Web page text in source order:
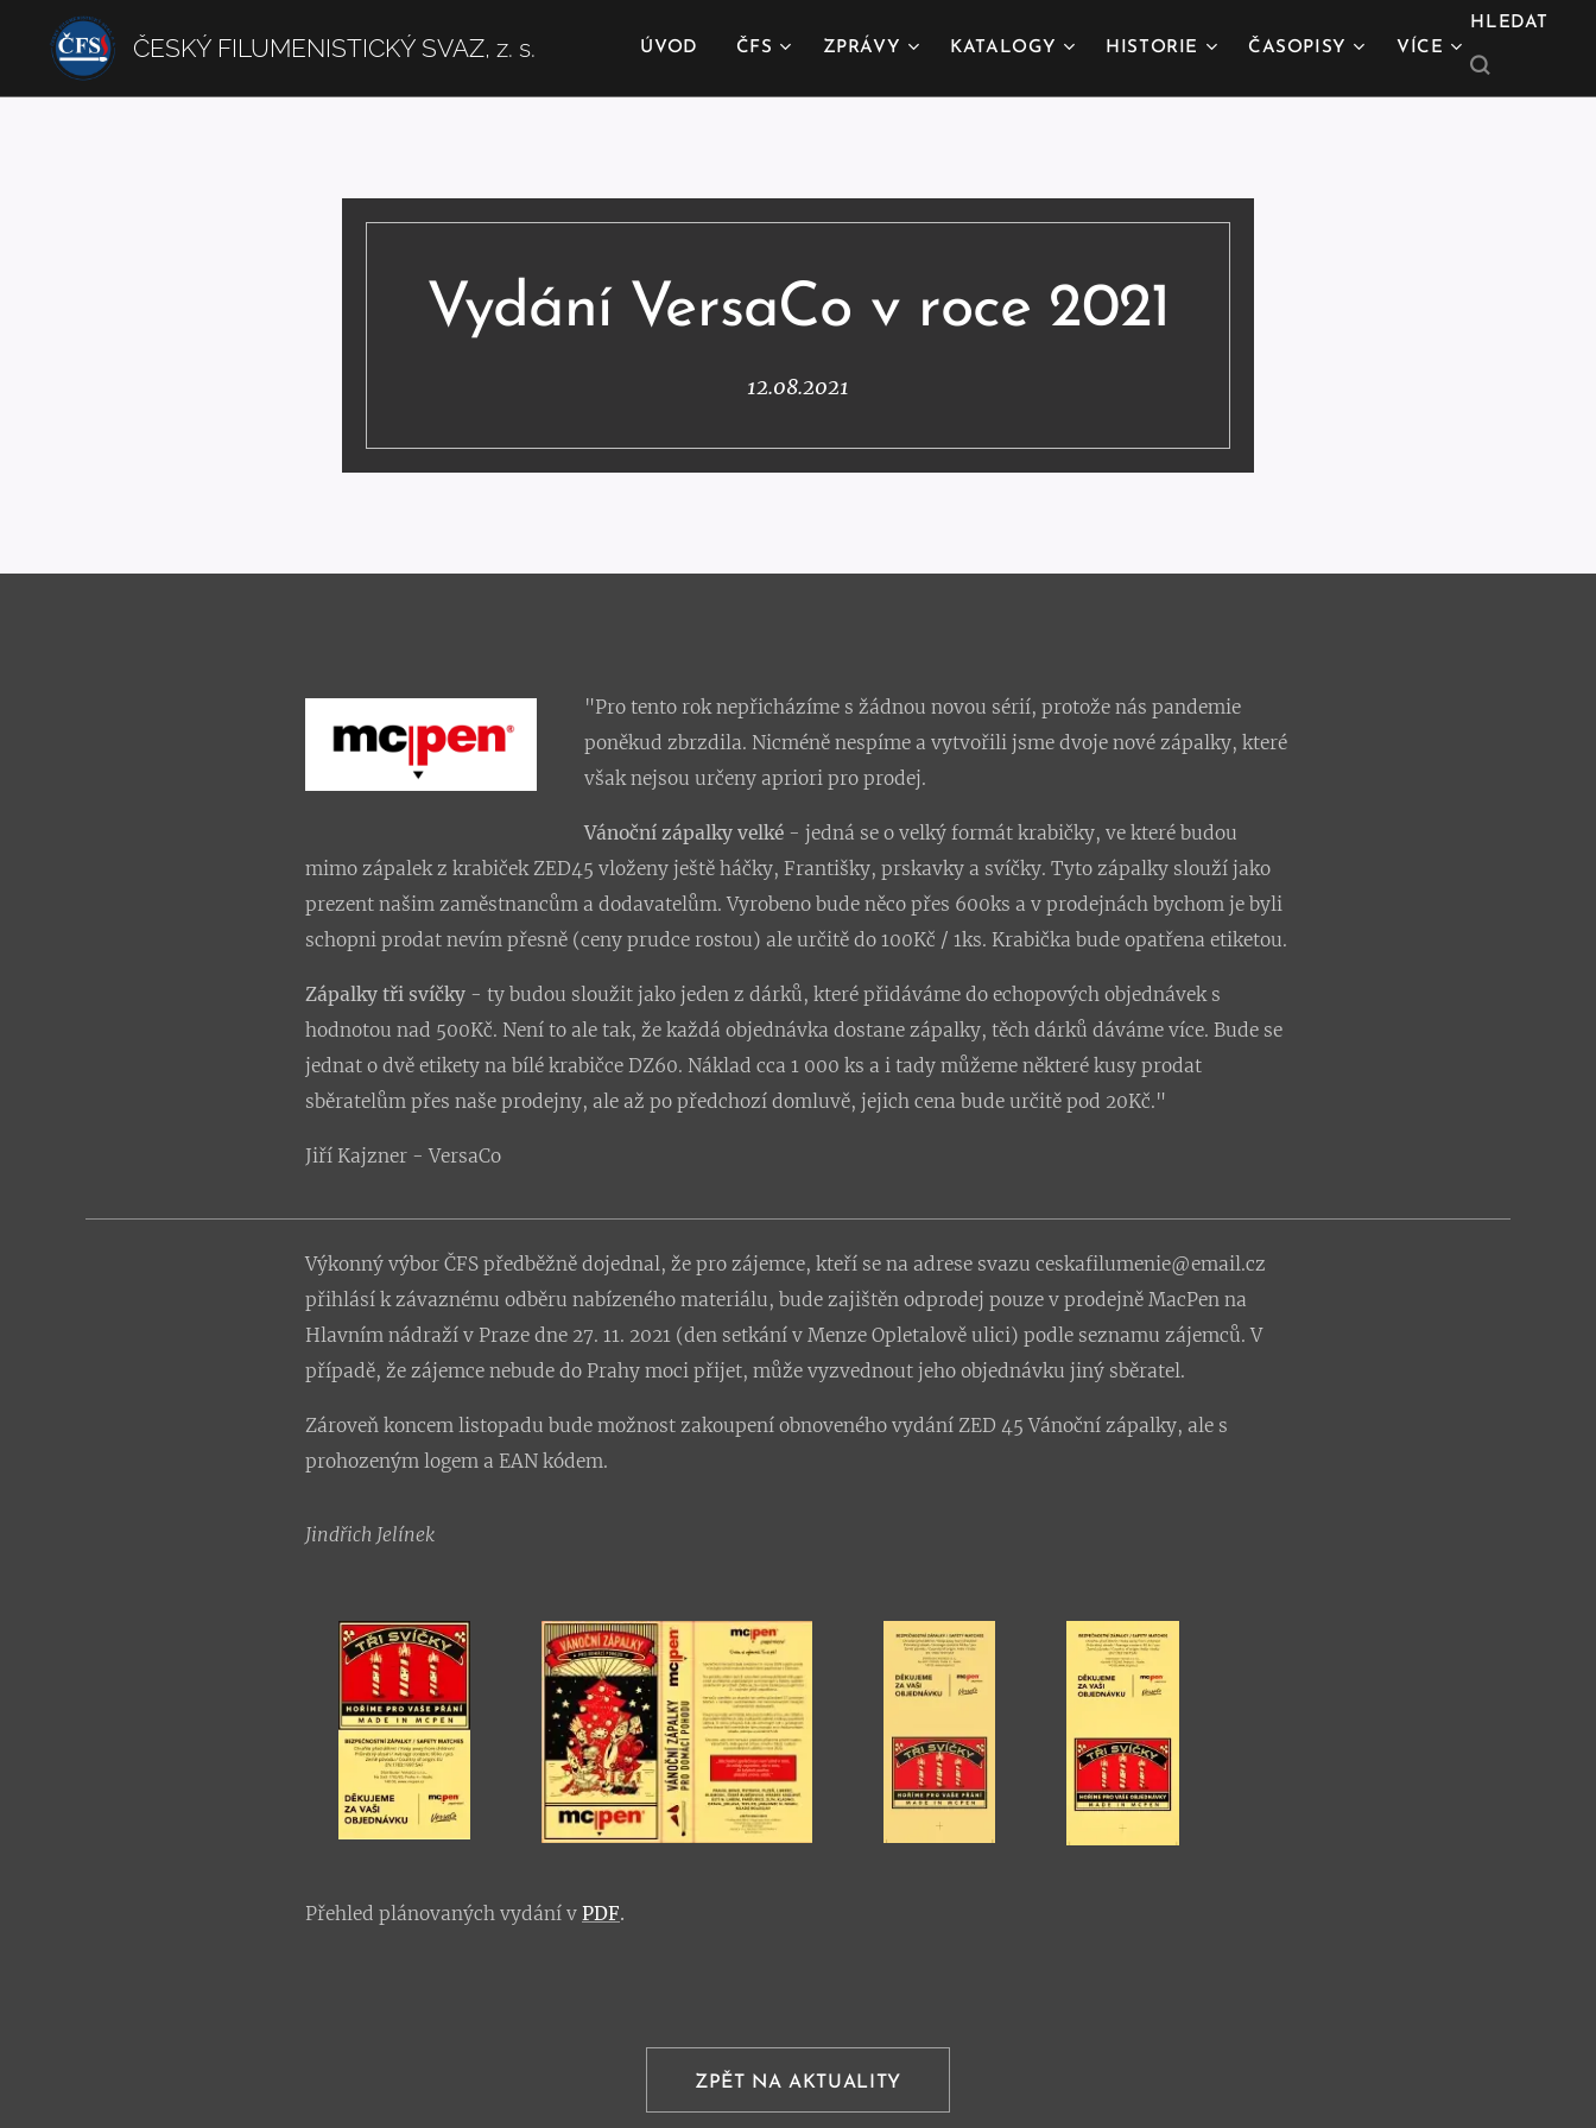
ČESKÝ FILUMENISTICKÝ SVAZ, z. s. ÚVOD ČFS ZPRÁVY KATALOGY HISTORIE ČASOPISY VÍCE
HLEDAT
Vydání VersaCo v roce 2021
12.08.2021
"Pro tento rok nepřicházíme s žádnou novou sérií, protože nás pandemie
poněkud zbrzdila. Nicméně nespíme a vytvořili jsme dvoje nové zápalky, které
však nejsou určeny apriori pro prodej.
Vánoční zápalky velké - jedná se o velký formát krabičky, ve které budou
mimo zápalek z krabiček ZED45 vloženy ještě háčky, Františky, prskavky a svíčky. Tyto zápalky slouží jako
prezent našim zaměstnancům a dodavatelům. Vyrobeno bude něco přes 600ks a v prodejnách bychom je byli
schopni prodat nevím přesně (ceny prudce rostou) ale určitě do 100Kč / 1ks. Krabička bude opatřena etiketou.
Zápalky tři svíčky - ty budou sloužit jako jeden z dárků, které přidáváme do echopových objednávek s
hodnotou nad 500Kč. Není to ale tak, že každá objednávka dostane zápalky, těch dárků dáváme více. Bude se
jednat o dvě etikety na bílé krabičce DZ60. Náklad cca 1 000 ks a i tady můžeme některé kusy prodat
sběratelům přes naše prodejny, ale až po předchozí domluvě, jejich cena bude určitě pod 20Kč."
Jiří Kajzner - VersaCo
Výkonný výbor ČFS předběžně dojednal, že pro zájemce, kteří se na adrese svazu ceskafilumenie@email.cz
přihlásí k závaznému odběru nabízeného materiálu, bude zajištěn odprodej pouze v prodejně MacPen na
Hlavním nádraží v Praze dne 27. 11. 2021 (den setkání v Menze Opletalově ulici) podle seznamu zájemců. V
případě, že zájemce nebude do Prahy moci přijet, může vyzvednout jeho objednávku jiný sběratel.
Zároveň koncem listopadu bude možnost zakoupení obnoveného vydání ZED 45 Vánoční zápalky, ale s
prohozeným logem a EAN kódem.
Jindřich Jelínek
Přehled plánovaných vydání v PDF.
ZPĚT NA AKTUALITY